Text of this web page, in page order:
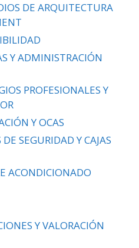
DE ARQUITECTURA
Y ADMINISTRACIÓN
PROFESIONALES Y
Y OCAS
SEGURIDAD Y CAJAS
ACONDICIONADO
Y VALORACIÓN